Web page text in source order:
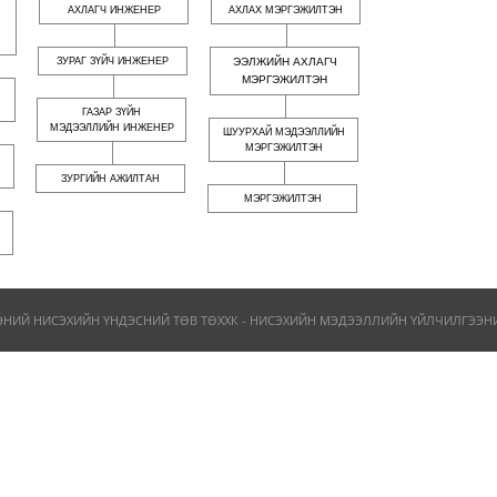
АХЛАГЧ ИНЖЕНЕР
ЗУРАГ ЗҮЙЧ ИНЖЕНЕР
ГАЗАР ЗҮЙН
МЭДЭЭЛЛИЙН ИНЖЕНЕР
ЗУРГИЙН АЖИЛТАН
АХЛАХ МЭРГЭЖИЛТЭН
ЭЭЛЖИЙН АХЛАГЧ
МЭРГЭЖИЛТЭН
ШУУРХАЙ МЭДЭЭЛЛИЙН
МЭРГЭЖИЛТЭН
МЭРГЭЖИЛТЭН
НИСЭХИЙН ҮНДЭСНИЙ ТӨВ ТӨХХК - НИСЭХИЙН МЭДЭЭЛЛИЙН